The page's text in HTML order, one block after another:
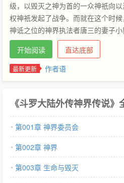
级，以毁灭之神为首的一众神祇向
权神祇发起了战争。而就在这个时
神诋之位的神界执法者唐三的妻子
升起，唐三预感，除了神界内部矛盾
来，这危机又是什么呢？神界传说
后，一部承上启下的神界故事，在这
影。同时，这一部神界传说，也是
开始阅读 直达底部
最新更新 作者语
《斗罗大陆外传神界传说》
第001章 神界委员会
第002章 神界
第003章 生命与毁灭